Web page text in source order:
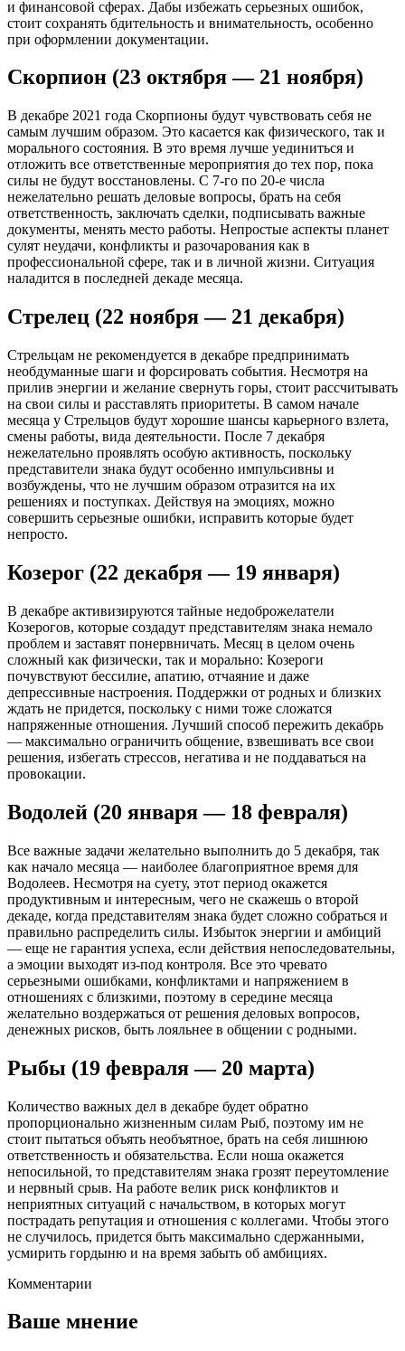
и финансовой сферах. Дабы избежать серьезных ошибок,
стоит сохранять бдительность и внимательность, особенно
при оформлении документации.
Скорпион (23 октября — 21 ноября)
В декабре 2021 года Скорпионы будут чувствовать себя не
самым лучшим образом. Это касается как физического, так и
морального состояния. В это время лучше уединиться и
отложить все ответственные мероприятия до тех пор, пока
силы не будут восстановлены. С 7-го по 20-е числа
нежелательно решать деловые вопросы, брать на себя
ответственность, заключать сделки, подписывать важные
документы, менять место работы. Непростые аспекты планет
сулят неудачи, конфликты и разочарования как в
профессиональной сфере, так и в личной жизни. Ситуация
наладится в последней декаде месяца.
Стрелец (22 ноября — 21 декабря)
Стрельцам не рекомендуется в декабре предпринимать
необдуманные шаги и форсировать события. Несмотря на
прилив энергии и желание свернуть горы, стоит рассчитывать
на свои силы и расставлять приоритеты. В самом начале
месяца у Стрельцов будут хорошие шансы карьерного взлета,
смены работы, вида деятельности. После 7 декабря
нежелательно проявлять особую активность, поскольку
представители знака будут особенно импульсивны и
возбуждены, что не лучшим образом отразится на их
решениях и поступках. Действуя на эмоциях, можно
совершить серьезные ошибки, исправить которые будет
непросто.
Козерог (22 декабря — 19 января)
В декабре активизируются тайные недоброжелатели
Козерогов, которые создадут представителям знака немало
проблем и заставят понервничать. Месяц в целом очень
сложный как физически, так и морально: Козероги
почувствуют бессилие, апатию, отчаяние и даже
депрессивные настроения. Поддержки от родных и близких
ждать не придется, поскольку с ними тоже сложатся
напряженные отношения. Лучший способ пережить декабрь
— максимально ограничить общение, взвешивать все свои
решения, избегать стрессов, негатива и не поддаваться на
провокации.
Водолей (20 января — 18 февраля)
Все важные задачи желательно выполнить до 5 декабря, так
как начало месяца — наиболее благоприятное время для
Водолеев. Несмотря на суету, этот период окажется
продуктивным и интересным, чего не скажешь о второй
декаде, когда представителям знака будет сложно собраться и
правильно распределить силы. Избыток энергии и амбиций
— еще не гарантия успеха, если действия непоследовательны,
а эмоции выходят из-под контроля. Все это чревато
серьезными ошибками, конфликтами и напряжением в
отношениях с близкими, поэтому в середине месяца
желательно воздержаться от решения деловых вопросов,
денежных рисков, быть лояльнее в общении с родными.
Рыбы (19 февраля — 20 марта)
Количество важных дел в декабре будет обратно
пропорционально жизненным силам Рыб, поэтому им не
стоит пытаться объять необъятное, брать на себя лишнюю
ответственность и обязательства. Если ноша окажется
непосильной, то представителям знака грозят переутомление
и нервный срыв. На работе велик риск конфликтов и
неприятных ситуаций с начальством, в которых могут
пострадать репутация и отношения с коллегами. Чтобы этого
не случилось, придется быть максимально сдержанными,
усмирить гордыню и на время забыть об амбициях.
Комментарии
Ваше мнение